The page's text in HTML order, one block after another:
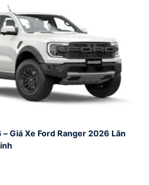
Giá Xe Ford Ranger 2026 Lăn